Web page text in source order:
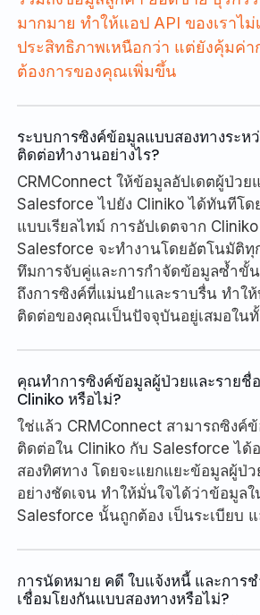
มากมาย ทำให้แอป API ของเราไม่
ประสิทธิภาพเหนือกว่า แต่ยังคุ้มค่า
ต้องการของคุณเพิ่มขึ้น
ระบบการซิงค์ข้อมูลแบบสองทางระห
ติดต่อทำงานอย่างไร?
CRMConnect ให้ข้อมูลอัปเดตผู้ป่วย
Salesforce ไปยัง Cliniko ได้ทันทีโด
แบบเรียลไทม์ การอัปเดตจาก
Salesforce จะทำงานโดยอัตโนมัติทุ
ทึมการจับคู่และการกำจัดข้อมูลซ้ำขั้
ถึงการซิงค์ที่แม่นยำและราบรื่น ทำใ
ติดต่อของคุณเป็นปัจจุบันอยู่เสมอในทั้
คุณทำการซิงค์ข้อมูลผู้ป่วยและรายชื่
Cliniko หรือไม่?
ใช่แล้ว CRMConnect สามารถซิงค์
ติดต่อใน Cliniko กับ Salesforce ไ
สองทิศทาง โดยจะแยกแยะข้อมูลผู้ป่
อย่างชัดเจน ทำให้มั่นใจได้ว่าข้อมูลใ
Salesforce นั้นถูกต้อง เป็นระเบียบ
การนัดหมาย คดี ใบแจ้งหนี้ และการช
เชื่อมโยงกันแบบสองทางหรือไม่?